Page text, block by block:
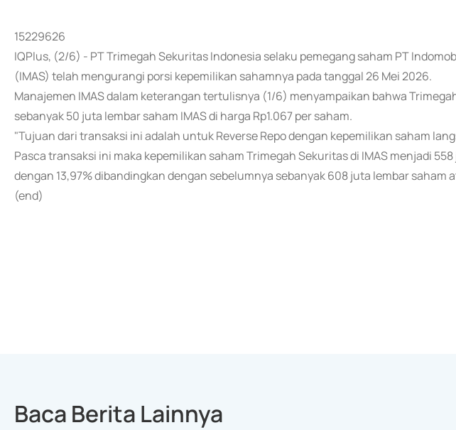
15229626
IQPlus, (2/6) - PT Trimegah Sekuritas Indonesia selaku pemegang saham PT
(IMAS) telah mengurangi porsi kepemilikan sahamnya pada tanggal 26 Mei 2026.
Manajemen IMAS dalam keterangan tertulisnya (1/6) menyampaikan bahwa
sebanyak 50 juta lembar saham IMAS di harga Rp1.067 per saham.
"Tujuan dari transaksi ini adalah untuk Reverse Repo dengan kepemilikan saham
Pasca transaksi ini maka kepemilikan saham Trimegah Sekuritas di IMAS menjadi
dengan 13,97% dibandingkan dengan sebelumnya sebanyak 608 juta lembar saham
(end)
Baca Berita Lainnya